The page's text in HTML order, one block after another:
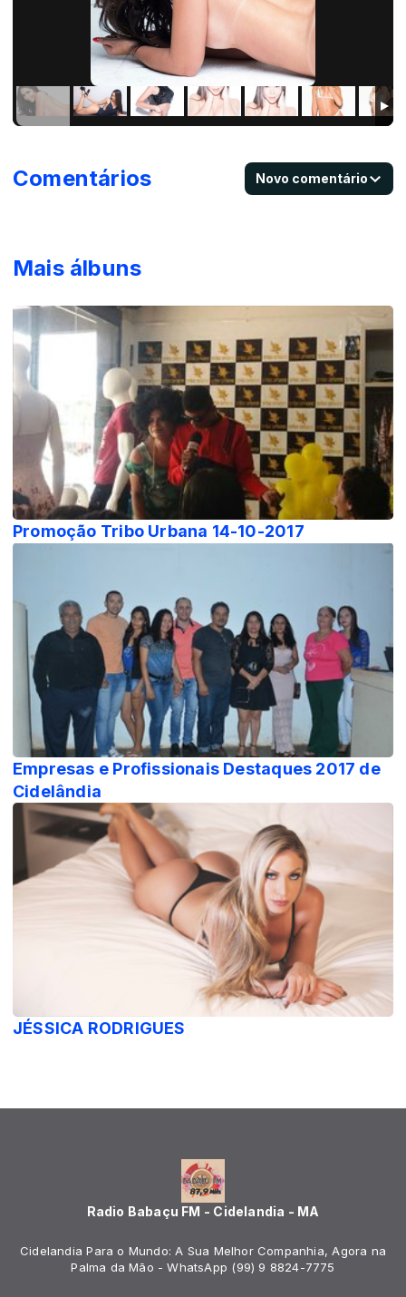
Mais álbuns
Promoção Tribo Urbana 14-10-2017
Empresas e Profissionais Destaques 2017 de
Cidelândia
JÉSSICA RODRIGUES
Comentários Novo comentário
Radio Babaçu FM - Cidelandia - MA
Cidelandia Para o Mundo: A Sua Melhor Companhia, Agora na
Palma da Mão - WhatsApp (99) 9 8824-7775